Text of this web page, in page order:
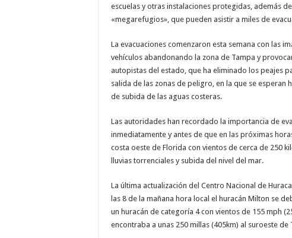
escuelas y otras instalaciones protegidas, además
«megarefugios», que pueden asistir a miles de
La evacuaciones comenzaron esta semana con las
vehículos abandonando la zona de Tampa y
autopistas del estado, que ha eliminado los peajes
salida de las zonas de peligro, en la que se esperan
de subida de las aguas costeras.
Las autoridades han recordado la importancia de
inmediatamente y antes de que en las próximas
costa oeste de Florida con vientos de cerca de 250
lluvias torrenciales y subida del nivel del mar.
La última actualización del Centro Nacional de
las 8 de la mañana hora local el huracán Milton se
un huracán de categoría 4 con vientos de 155 mph
encontraba a unas 250 millas (405km) al suroeste de